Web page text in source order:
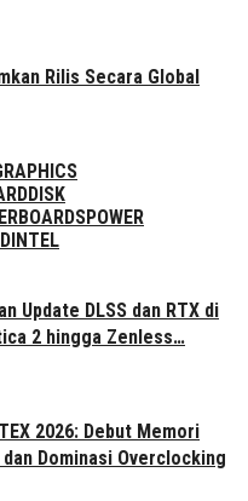
Rilis Secara Global
POWER
INTEL
Update DLSS dan RTX di
2 hingga Zenless…
2026: Debut Memori
Dominasi Overclocking